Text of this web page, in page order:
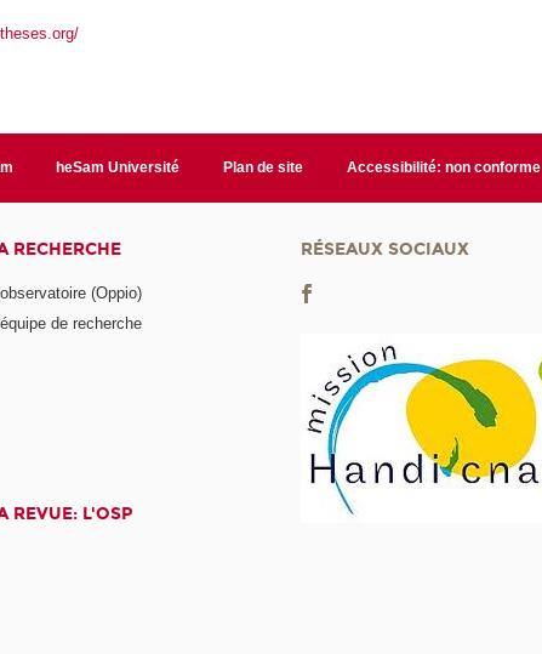
heSam Université Plan de site Accessibilité: non conforme
RECHERCHE
(Oppio)
de recherche
REVUE: L'OSP
RÉSEAUX SOCIAUX